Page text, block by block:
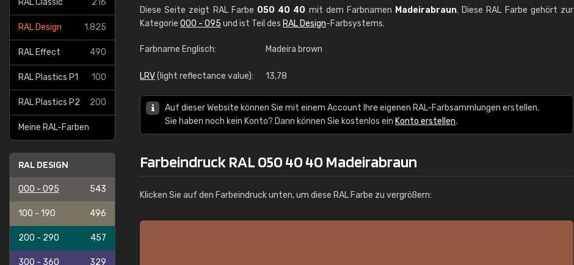
RAL Classic 216
RAL Design 1.825
RAL Effect 490
RAL Plastics P1 100
RAL Plastics P2 200
Meine RAL-Farben
RAL DESIGN
000 - 095 543
100 - 190 496
200 - 290 457
300 - 360 329
Diese Seite zeigt RAL Farbe 050 40 40 mit dem Farbnamen Madeirabraun. Diese RAL Farbe gehört zur
Kategorie 000 - 095 und ist Teil des RAL Design-Farbsystems.
Farbname Englisch: Madeira brown
LRV(light reflectance value): 13,78
Auf dieser Website können Sie mit einem Account Ihre eigenen RAL-Farbsammlungen erstellen.
Sie haben noch kein Konto? Dann können Sie kostenlos ein Konto erstellen.
Farbeindruck RAL 050 40 40 Madeirabraun
Klicken Sie auf den Farbeindruck unten, um diese RAL Farbe zu vergrößern:
RAL K7 auf Wasserbasis